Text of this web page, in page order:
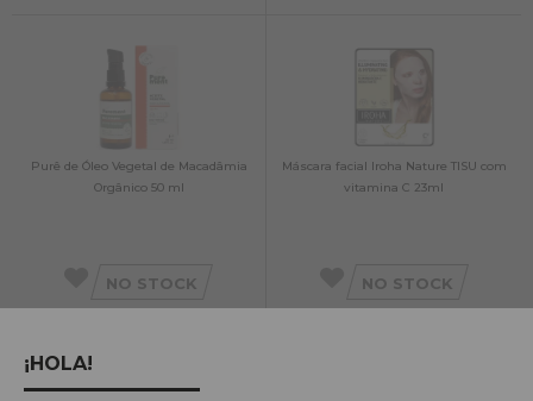
Purê de Óleo Vegetal de Macadâmia
Orgânico 50 ml
NO STOCK
Máscara facial Iroha Nature TISU com
vitamina C 23ml
NO STOCK
¡HOLA!